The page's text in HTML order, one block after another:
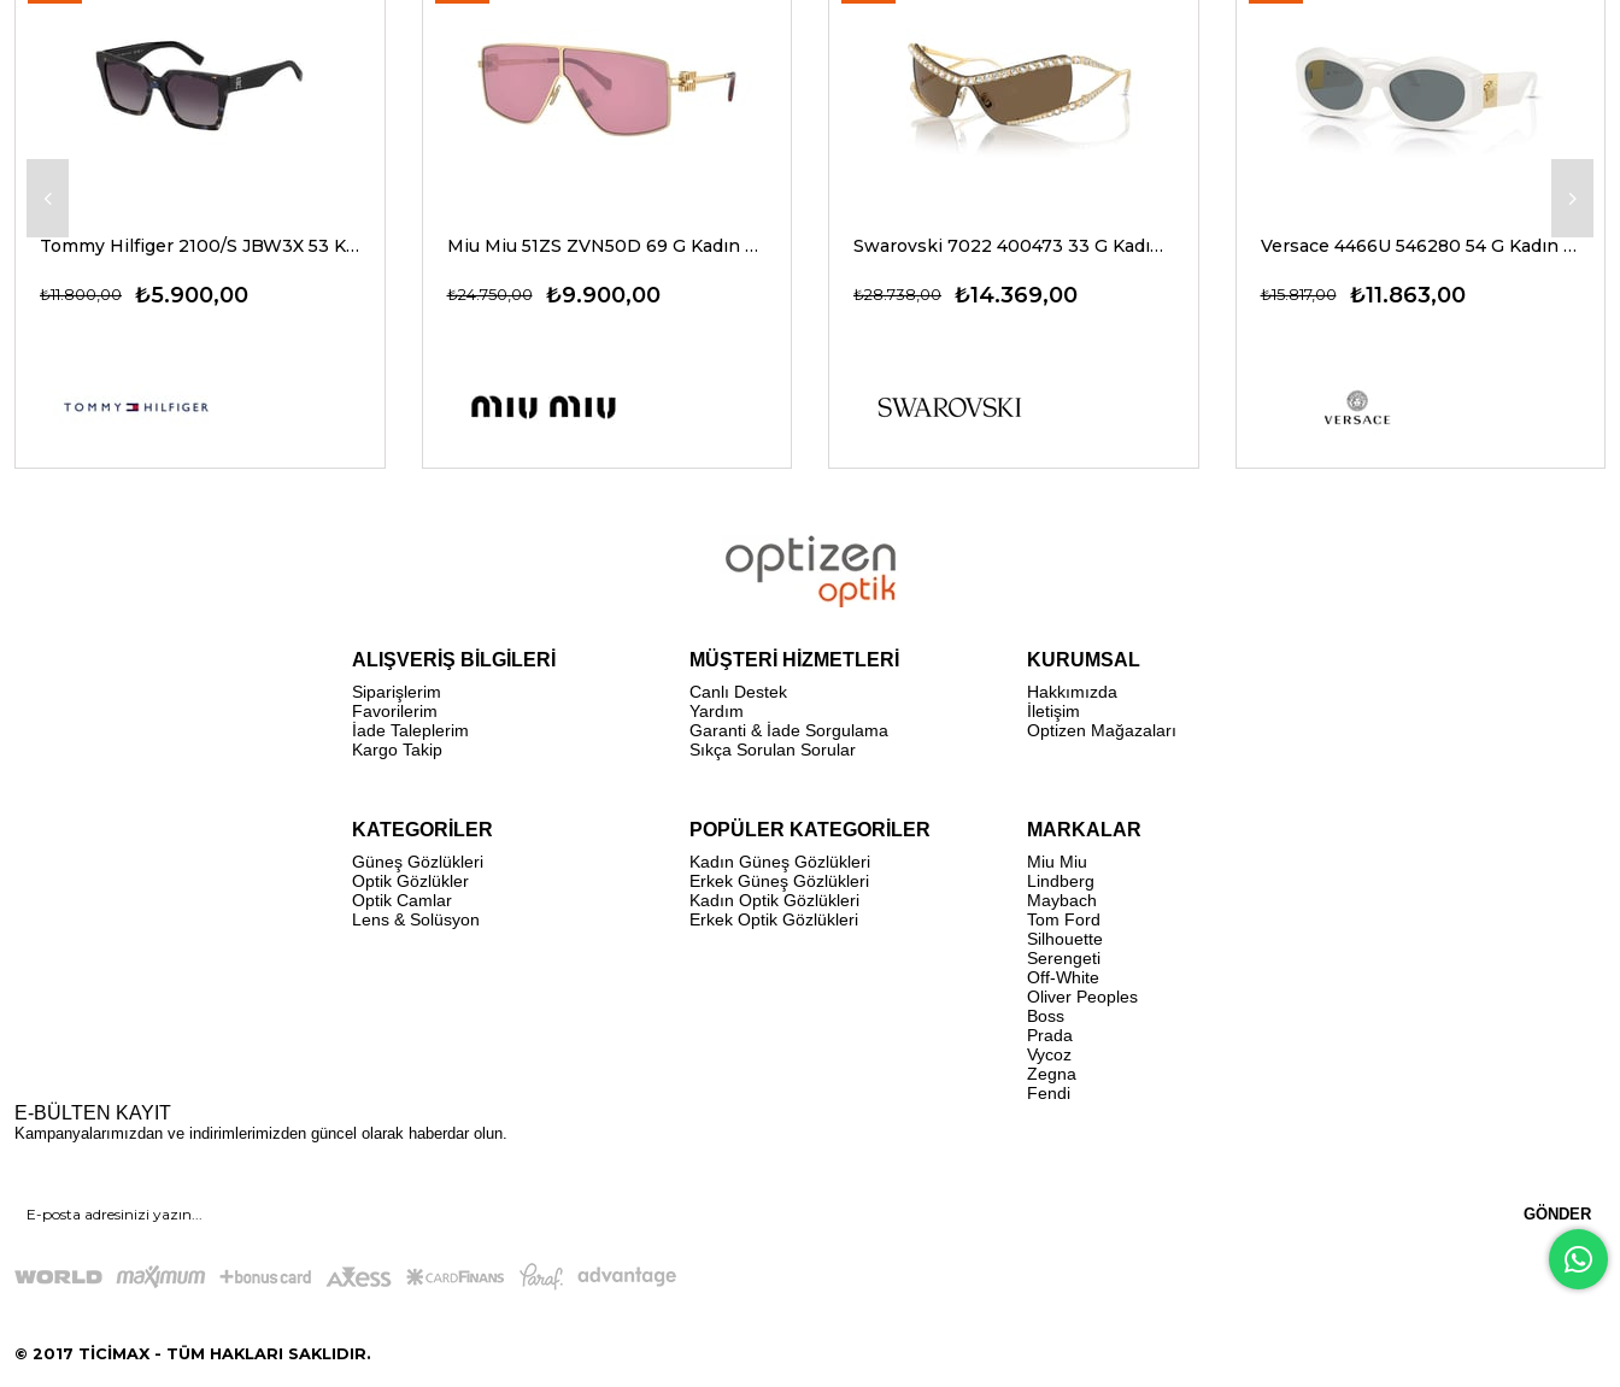
Tommy Hilfiger 2100/S JBW3X 53 Kadın Güneş Gözlükleri
₺5.900,00
₺11.800,00
Miu Miu 51ZS ZVN50D 69 G Kadın Güneş Gözlükleri
₺9.900,00
₺24.750,00
Swarovski 7022 400473 33 G Kadın Güneş Gözlükleri
₺14.369,00
₺28.738,00
Versace 4466U 546280 54 G Kadın Güneş Gözlükleri
₺11.863,00
₺15.817,00
ALIŞVERİŞ BİLGİLERİ
Siparişlerim
Favorilerim
İade Taleplerim
Kargo Takip
MÜŞTERİ HİZMETLERİ
Canlı Destek
Yardım
Garanti & İade Sorgulama
Sıkça Sorulan Sorular
KURUMSAL
Hakkımızda
İletişim
Optizen Mağazaları
KATEGORİLER
Güneş Gözlükleri
Optik Gözlükler
Optik Camlar
Lens & Solüsyon
POPÜLER KATEGORİLER
Kadın Güneş Gözlükleri
Erkek Güneş Gözlükleri
Kadın Optik Gözlükleri
Erkek Optik Gözlükleri
MARKALAR
Miu Miu
Lindberg
Maybach
Tom Ford
Silhouette
Serengeti
Off-White
Oliver Peoples
Boss
Prada
Vycoz
Zegna
Fendi
E-BÜLTEN KAYIT
Kampanyalarımızdan ve indirimlerimizden güncel olarak haberdar olun.
GÖNDER
© 2017 TİCİMAX - TÜM HAKLARI SAKLIDIR.